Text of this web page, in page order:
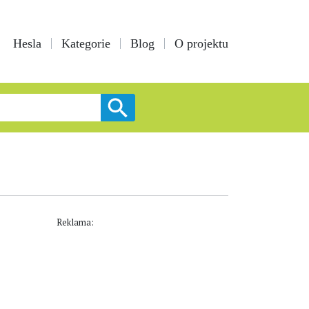
Hesla Kategorie Blog O projektu
Reklama: